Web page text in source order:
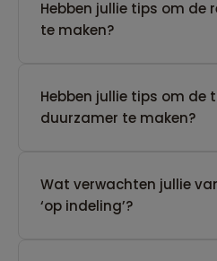
Hebben jullie tips om de
te maken?
Hebben jullie tips om de
duurzamer te maken?
Wat verwachten jullie
‘op indeling’?